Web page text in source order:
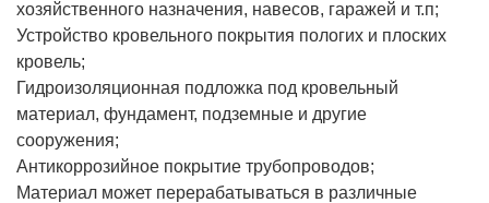
хозяйственного назначения, навесов, гаражей и т.п;
Устройство кровельного покрытия пологих и плоских
кровель;
Гидроизоляционная подложка под кровельный
материал, фундамент, подземные и другие
сооружения;
Антикоррозийное покрытие трубопроводов;
Материал может перерабатываться в различные